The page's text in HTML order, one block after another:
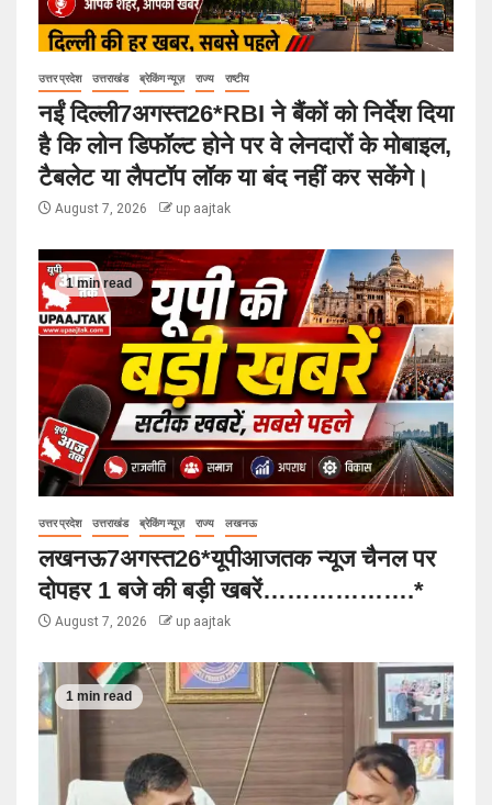
उत्तर प्रदेश उत्तराखंड ब्रेकिंग न्यूज़ राज्य राष्टीय
नईं दिल्ली7अगस्त26*RBI ने बैंकों को निर्देश दिया
है कि लोन डिफॉल्ट होने पर वे लेनदारों के मोबाइल,
टैबलेट या लैपटॉप लॉक या बंद नहीं कर सकेंगे।
August 7, 2026 up aajtak
1 min read
उत्तर प्रदेश उत्तराखंड ब्रेकिंग न्यूज़ राज्य लखनऊ
लखनऊ7अगस्त26*यूपीआजतक न्यूज चैनल पर
दोपहर 1 बजे की बड़ी खबरें……………….*
August 7, 2026 up aajtak
1 min read